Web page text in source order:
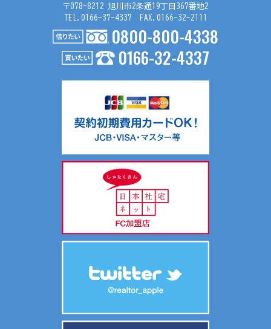
お問い合わせ内容が不動産の賃貸仲介・売買仲介の場合、以
下の要領で第三者に提供する場合がございます。
（２）提供する個人情報の項目
氏名、生年月日、住所、電話番号、Ｅメールアドレス等
（３）提供の手段又は方法
入居申込書等、契約書面に記載の上、提供します。
（４）提供を受ける者の組織の種類、属性
不動産の賃貸仲介・売買仲介における相手方
共同利用について当社では、お客様により有益な情報提供を
するためにリアルターグループとして総合的にお客様情報を
共同利用する範囲は、当社ホームページ記載の関連会社の範
〒078-8212 旭川市2条通19丁目367番地2
TEL.0166-37-4337 FAX.0166-32-2111
0800-800-4338
0166-32-4337